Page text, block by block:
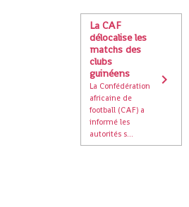
La CAF
délocalise les
matchs des
clubs
guinéens
La Confédération
africaine de
football (CAF) a
informé les
autorités s...